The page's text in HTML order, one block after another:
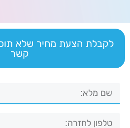
לקבלת הצעת מחיר שלא
קשר